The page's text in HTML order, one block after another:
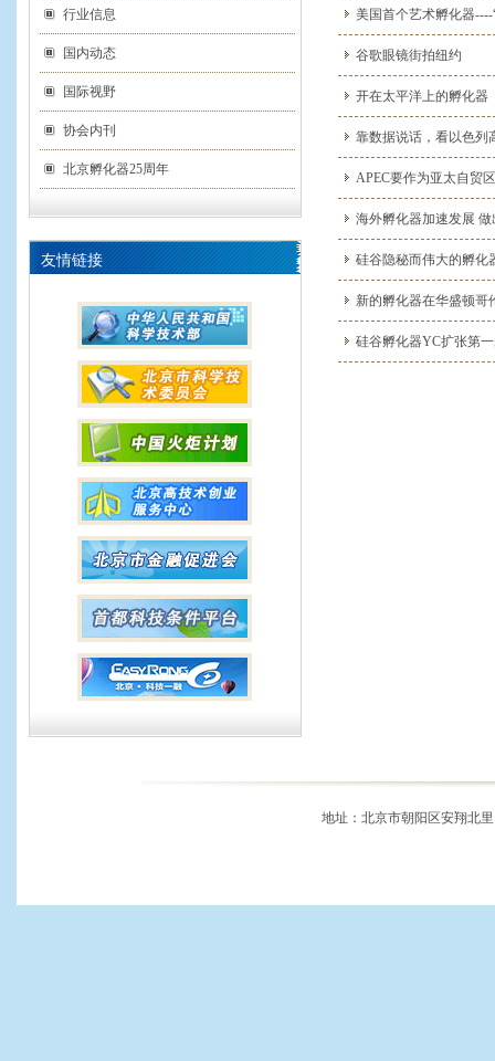
行业信息
国内动态
国际视野
协会内刊
北京孵化器25周年
友情链接
美国首个艺术孵化器
谷歌眼镜街拍纽约
开在太平洋上的孵化器
靠数据说话，看以色列
APEC要作为亚太自贸
海外孵化器加速发展
硅谷隐秘而伟大的孵化
新的孵化器在华盛顿哥
硅谷孵化器YC扩张第
地址：北京市朝阳区安翔北里